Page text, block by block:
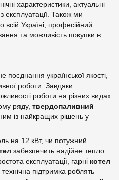
характеристики, актуальні
експлуатації. Також ми
всій Україні, професійний
та можливість покупки в
української якості,
роботи. Завдяки
роботи на різних видах
ряду, твердопаливний
із найкращих рішень у
на 12 кВт, чи потужний
забезпечить надійне тепло
експлуатації, гарні котел
і технічна підтримка роблять